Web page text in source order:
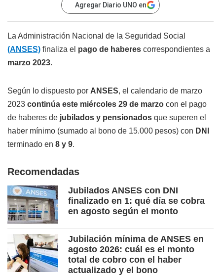
Agregar Diario UNO en
La Administración Nacional de la Seguridad Social
(ANSES) finaliza el pago de haberes correspondientes a
marzo 2023.
Según lo dispuesto por ANSES, el calendario de marzo
2023 continúa este miércoles 29 de marzo con el pago
de haberes de jubilados y pensionados que superen el
haber mínimo (sumado al bono de 15.000 pesos) con DNI
terminado en 8 y 9.
Recomendadas
Jubilados ANSES con DNI
finalizado en 1: qué día se cobra
en agosto según el monto
Jubilación mínima de ANSES en
agosto 2026: cuál es el monto
total de cobro con el haber
actualizado y el bono